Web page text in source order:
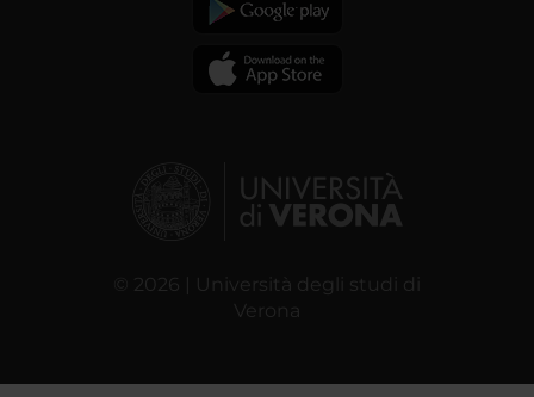
© 2026 | Università degli studi di
Verona